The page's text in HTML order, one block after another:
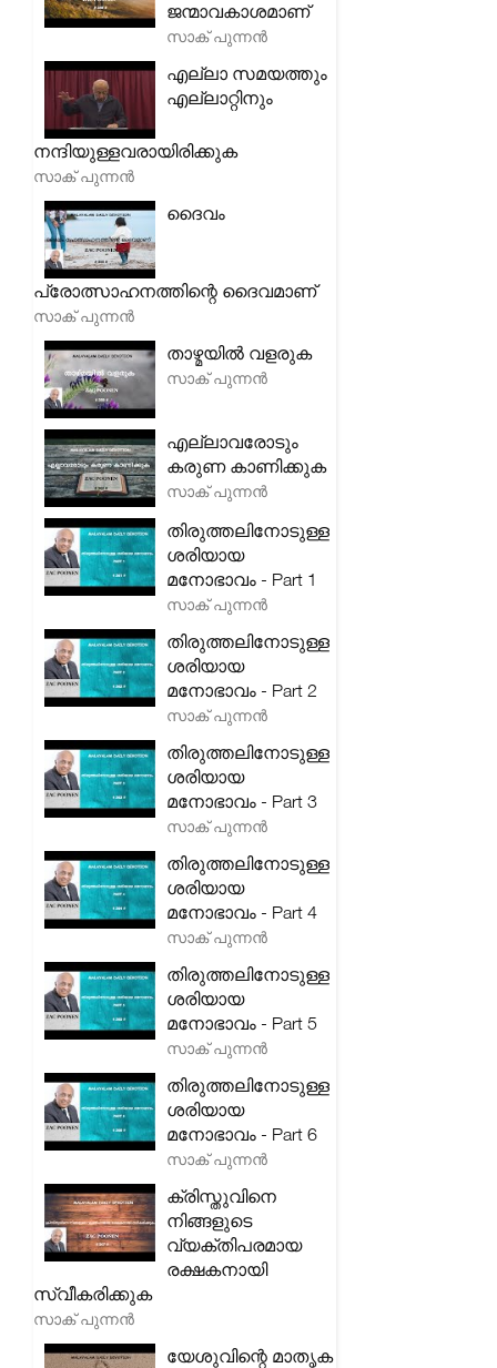
ജന്മാവകാശമാണ്
സാക് പുന്നൻ
എല്ലാ സമയത്തും
എല്ലാറ്റിനും
നന്ദിയുള്ളവരായിരിക്കുക
സാക് പുന്നൻ
ദൈവം
പ്രോത്സാഹനത്തിന്റെ ദൈവമാണ്
സാക് പുന്നൻ
താഴ്മയിൽ വളരുക
സാക് പുന്നൻ
എല്ലാവരോടും
കരുണ കാണിക്കുക
സാക് പുന്നൻ
തിരുത്തലിനോടുള്ള
ശരിയായ
മനോഭാവം - Part 1
സാക് പുന്നൻ
തിരുത്തലിനോടുള്ള
ശരിയായ
മനോഭാവം - Part 2
സാക് പുന്നൻ
തിരുത്തലിനോടുള്ള
ശരിയായ
മനോഭാവം - Part 3
സാക് പുന്നൻ
തിരുത്തലിനോടുള്ള
ശരിയായ
മനോഭാവം - Part 4
സാക് പുന്നൻ
തിരുത്തലിനോടുള്ള
ശരിയായ
മനോഭാവം - Part 5
സാക് പുന്നൻ
തിരുത്തലിനോടുള്ള
ശരിയായ
മനോഭാവം - Part 6
സാക് പുന്നൻ
ക്രിസ്തുവിനെ
നിങ്ങളുടെ
വ്യക്തിപരമായ
രക്ഷകനായി
സ്വീകരിക്കുക
സാക് പുന്നൻ
യേശുവിന്റെ മാതൃക